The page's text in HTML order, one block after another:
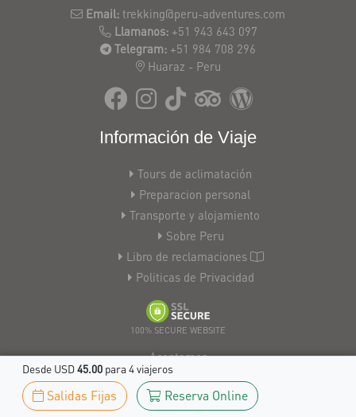
Desde USD45.00 para 4 viajeros
Salidas Fijas Reserva Online
Email: trekking@peru-adventures.com
Llamanos: +51 943 643 097
Telegram: +51 984 708 296
Huaraz - Peru
Información de Viaje
Tours de aclimatación
Preparacion personal
Transporte y alojamiento
Sobre Peru
Libro de reclamaciones
Politicas de Privacidad
100% SECURE WEBSITE
Aceptamos
Transfer